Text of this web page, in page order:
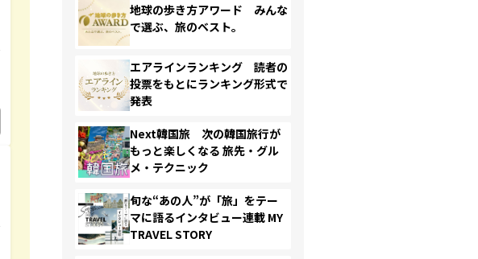
地球の歩き方アワード みんな
で選ぶ、旅のベスト。
エアラインランキング 読者の
投票をもとにランキング形式で
発表
Next韓国旅 次の韓国旅行が
もっと楽しくなる 旅先・グル
メ・テクニック
旬な“あの人”が「旅」をテー
マに語るインタビュー連載 MY
TRAVEL STORY